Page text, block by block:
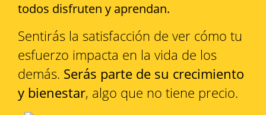
todos disfruten y aprendan.
Sentirás la satisfacción de ver cómo tu
esfuerzo impacta en la vida de los
demás. Serás parte de su crecimiento
y bienestar, algo que no tiene precio.